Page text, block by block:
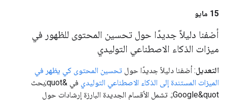
‫15 مايو
أضفنا دليلاً جديدًا حول تحسين المحتوى للظهور في
ميزات الذكاء الاصطناعي التوليدي
التعديل: أضفنا دليلاً جديدًا حول تحسين المحتوى كي يظهر في
الميزات المستندة إلى الذكاء الاصطناعي التوليدي
في &quot;بحث
Google&quot;. تشمل الأقسام الجديدة البارزة إرشادات حول